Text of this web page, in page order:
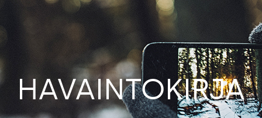
HAVAINTOKIRJA